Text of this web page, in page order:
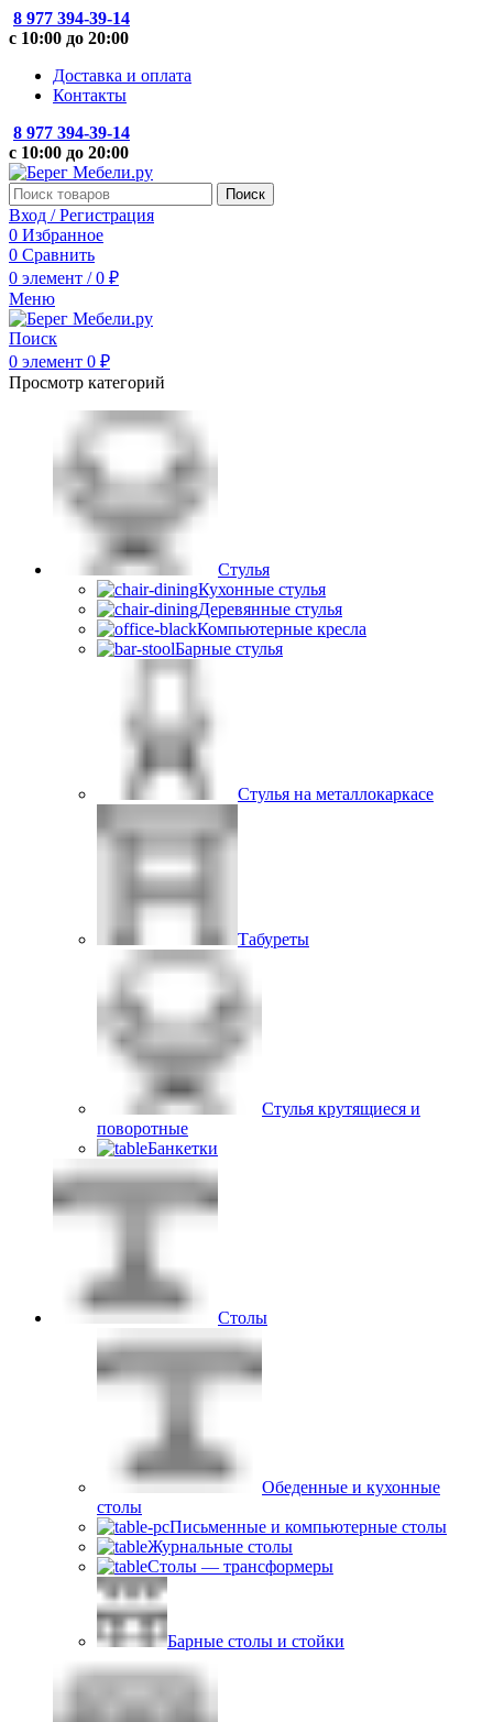
8 977 394-39-14
с 10:00 до 20:00
Доставка и оплата
Контакты
8 977 394-39-14
с 10:00 до 20:00
Поиск
Вход / Регистрация
0 Избранное
0 Сравнить
0 элемент / 0 ₽
Меню
Поиск
0 элемент 0 ₽
Просмотр категорий
Стулья
Кухонные стулья
Деревянные стулья
Компьютерные кресла
Барные стулья
Стулья на металлокаркасе
Табуреты
Стулья крутящиеся и
поворотные
Банкетки
Столы
Обеденные и кухонные
столы
Письменные и компьютерные столы
Журнальные столы
Столы — трансформеры
Барные столы и стойки